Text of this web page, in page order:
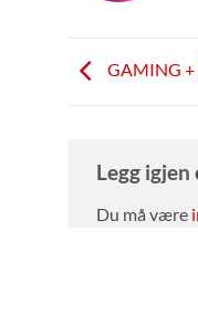
GAMING +
Legg
Du må være